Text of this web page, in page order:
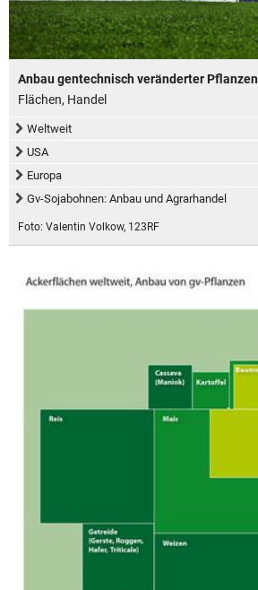
Anbau gentechnisch veränderter
Flächen, Handel
Weltweit
USA
Europa
Gv-Sojabohnen: Anbau und Agrarhandel
Foto: Valentin Volkow, 123RF